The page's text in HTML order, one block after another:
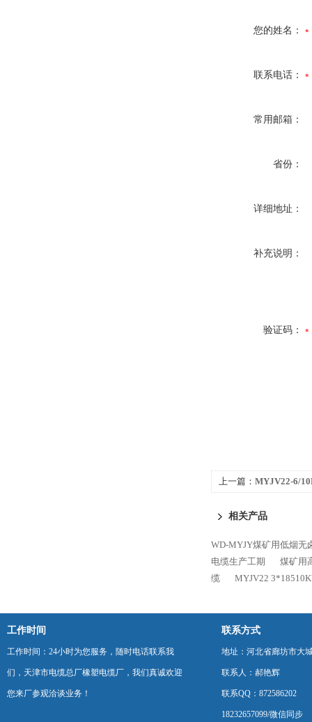
您的姓名：
联系电话：
常用邮箱：
省份：
详细地址：
补充说明：
验证码：
上一篇： MYJV22-6/
相关产品
WD-MYJY煤矿用低烟无
电缆生产工期
煤矿用
缆
MYJV22
工作时间
工作时间：24小时为您服务，随时电话联系我
们，天津市电缆总厂橡塑电缆厂，我们真诚欢迎
您来厂参观洽谈业务！
联系方式
地址：河北省廊坊市大
联系人：郝艳辉
联系QQ：872586202
18232657099/微信同步